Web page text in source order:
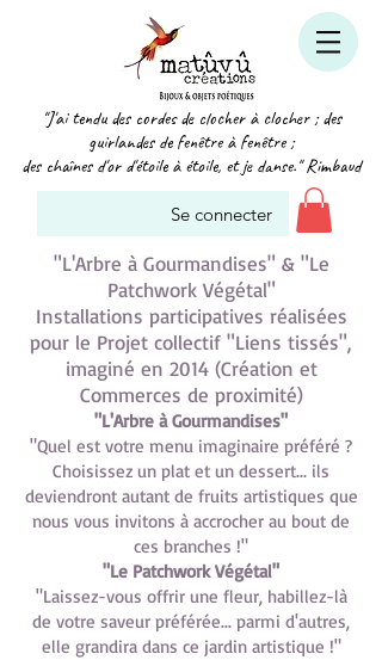
"J'ai tendu des cordes de clocher à clocher ; des
guirlandes de fenêtre à fenêtre ;
des chaînes d'or d'étoile à étoile, et je danse." Rimbaud
Se connecter
"L'Arbre à Gourmandises" & "Le
Patchwork Végétal"
Installations participatives réalisées
pour le Projet collectif "Liens tissés",
imaginé en 2014 (Création et
Commerces de proximité)
"L'Arbre à Gourmandises"
"Quel est votre menu imaginaire préféré ?
Choisissez un plat et un dessert... ils
deviendront autant de fruits artistiques que
nous vous invitons à accrocher au bout de
ces branches !"
"Le Patchwork Végétal"
"Laissez-vous offrir une fleur, habillez-là
de votre saveur préférée... parmi d'autres,
elle grandira dans ce jardin artistique !"